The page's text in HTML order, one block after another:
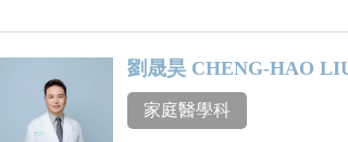
劉晟昊 CHENG-HAO
家庭醫學科